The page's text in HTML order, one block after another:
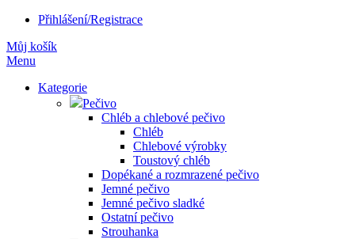
Přihlášení/Registrace
Můj košík
Menu
Kategorie
Pečivo
Chléb a chlebové pečivo
Chléb
Chlebové výrobky
Toustový chléb
Dopékané a rozmrazené pečivo
Jemné pečivo
Jemné pečivo sladké
Ostatní pečivo
Strouhanka